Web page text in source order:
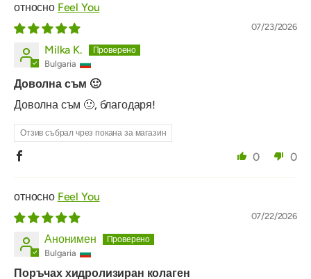
Feel You
07/23/2026
Milka K.
Bulgaria
Доволна съм 🙂
Доволна съм 🙂, благодаря!
Отзив събрал чрез покана за магазин
0 0
Feel You
07/22/2026
Анонимен
Bulgaria
Поръчах хидролизиран колаген